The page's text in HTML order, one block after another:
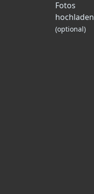
Fotos
hochladen
(optional)